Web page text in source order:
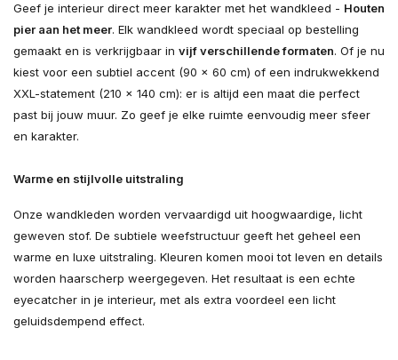
Geef je interieur direct meer karakter met het wandkleed - Houten
pier aan het meer. Elk wandkleed wordt speciaal op bestelling
gemaakt en is verkrijgbaar in vijf verschillende formaten. Of je nu
kiest voor een subtiel accent (90 × 60 cm) of een indrukwekkend
XXL-statement (210 × 140 cm): er is altijd een maat die perfect
past bij jouw muur. Zo geef je elke ruimte eenvoudig meer sfeer
en karakter.
Warme en stijlvolle uitstraling
Onze wandkleden worden vervaardigd uit hoogwaardige, licht
geweven stof. De subtiele weefstructuur geeft het geheel een
warme en luxe uitstraling. Kleuren komen mooi tot leven en details
worden haarscherp weergegeven. Het resultaat is een echte
eyecatcher in je interieur, met als extra voordeel een licht
geluidsdempend effect.